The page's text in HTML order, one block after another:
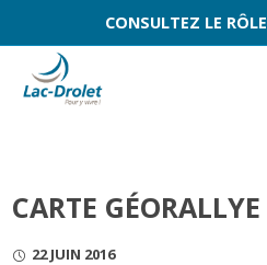
CONSULTEZ LE
CARTE GÉORALLYE
22 JUIN 2016